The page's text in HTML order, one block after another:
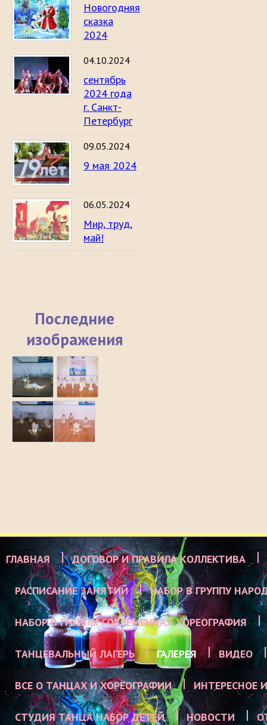
Новогодняя
сказка
2024
04.10.2024
сентябрь
2024 года
г. Санкт-
Петербург
09.05.2024
9 мая 2024
06.05.2024
Мир, труд,
май!
Последние
изображения
ГЛАВНАЯ ДОГОВОР И ПРАВИЛА КОЛЛЕКТИВА
РАСПИСАНИЕ ЗАНЯТИЙ НАБОР В ГРУППУ
НАБОР В ГРУППЫ СОВРЕМЕННАЯ ХОРЕОГРАФИЯ
ТАНЦЕВАЛЬНЫЙ ЛАГЕРЬ ГАЛЕРЕЯ ВИДЕО
ВСЕ О ТАНЦАХ И ХОРЕОГРАФИИ ИНТЕРЕСНОЕ
СТУДИЯ ТАНЦА НАБОР ДЕТЕЙ НОВОСТИ